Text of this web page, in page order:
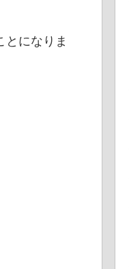
とになりま